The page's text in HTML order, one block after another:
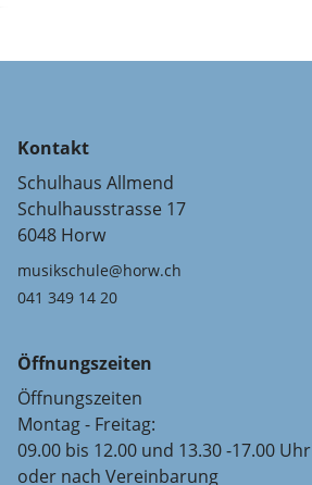
Kontakt
Schulhaus Allmend
Schulhausstrasse 17
6048 Horw
musikschule@horw.ch
041 349 14 20
Öffnungszeiten
Öffnungszeiten
Montag - Freitag:
09.00 bis 12.00 und 13.30 -17.00 Uhr
oder nach Vereinbarung